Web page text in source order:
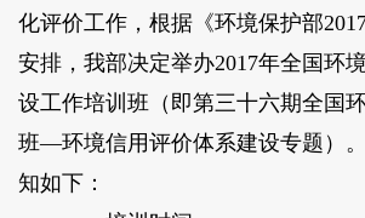
化评价工作，根据《环境保护部
安排，我部决定举办2017年全国环
设工作培训班（即第三十六期全国
班—环境信用评价体系建设专题）
知如下：